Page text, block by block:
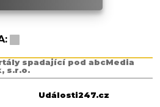
spadající pod abcMedia
s.r.o.
Události247.cz